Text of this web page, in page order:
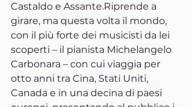
Castaldo e Assante.Riprende a
girare, ma questa volta il mondo,
con il più forte dei musicisti da lei
scoperti – il pianista Michelangelo
Carbonara – con cui viaggia per
otto anni tra Cina, Stati Uniti,
Canada e in una decina di paesi